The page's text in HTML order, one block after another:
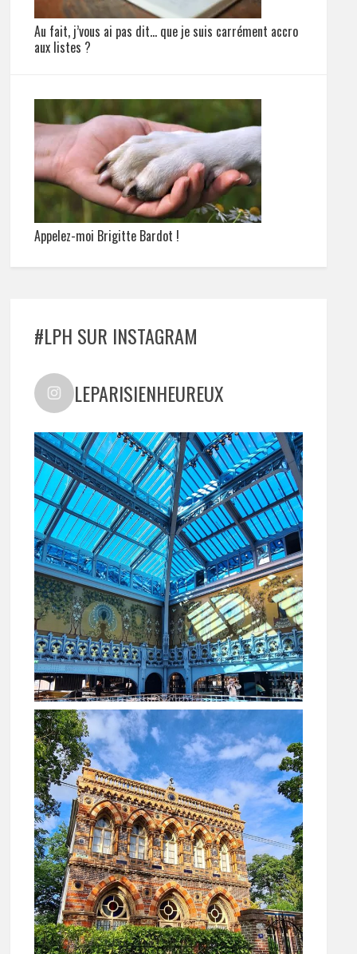
Au fait, j’vous ai pas dit… que je suis carrément accro
aux listes ?
Appelez-moi Brigitte Bardot !
#LPH SUR INSTAGRAM
LEPARISIENHEUREUX